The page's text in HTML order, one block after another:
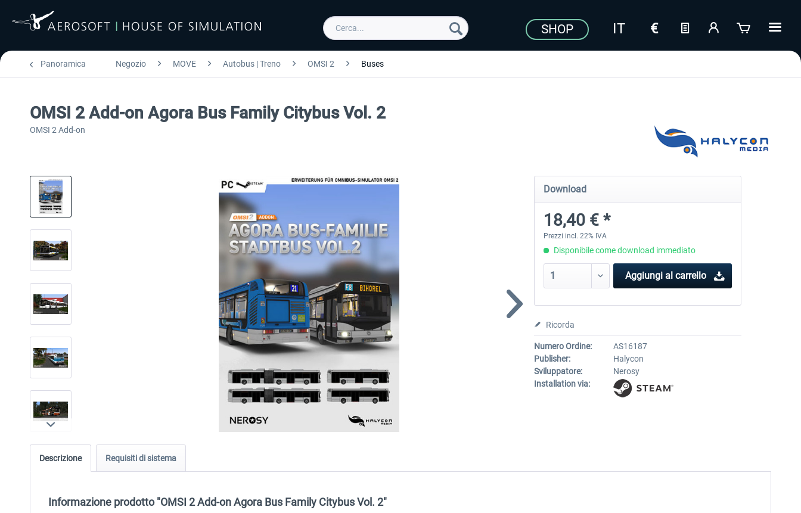
SHOP
Panoramica Negozio MOVE Autobus | Treno OMSI 2 Buses
OMSI 2 Add-on Agora Bus Family Citybus Vol. 2
OMSI 2 Add-on
Download
18,40 € *
Prezzi incl. 22% IVA
Disponibile come download immediato
Aggiungi al carrello
Ricorda
Numero Ordine:
AS16187
Publisher:
Halycon
Sviluppatore:
Nerosy
Installation via:
Descrizione Requisiti di sistema
Informazione prodotto "OMSI 2 Add-on Agora Bus Family Citybus Vol. 2"